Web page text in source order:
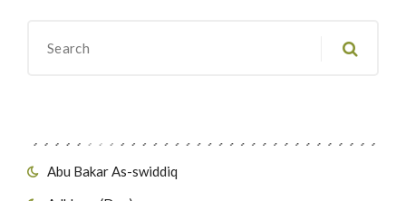
Abu Bakar As-swiddiq